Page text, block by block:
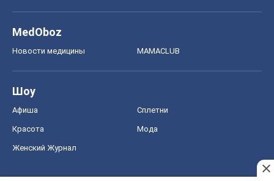
MedOboz
Новости медицины MAMACLUB
Шоу
Афиша Сплетни
Красота Мода
Женский Журнал